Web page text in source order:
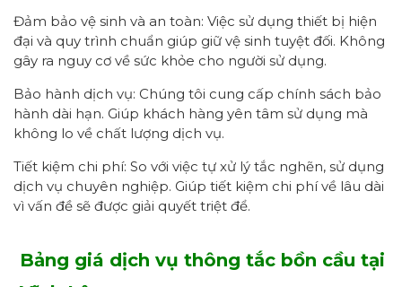
Đảm bảo vệ sinh và an toàn: Việc sử dụng thiết bị hiện
đại và quy trình chuẩn giúp giữ vệ sinh tuyệt đối. Không
gây ra nguy cơ về sức khỏe cho người sử dụng.
Bảo hành dịch vụ: Chúng tôi cung cấp chính sách bảo
hành dài hạn. Giúp khách hàng yên tâm sử dụng mà
không lo về chất lượng dịch vụ.
Tiết kiệm chi phí: So với việc tự xử lý tắc nghẽn, sử dụng
dịch vụ chuyên nghiệp. Giúp tiết kiệm chi phí về lâu dài
vì vấn đề sẽ được giải quyết triệt để.
Bảng giá dịch vụ thông tắc bồn cầu tại